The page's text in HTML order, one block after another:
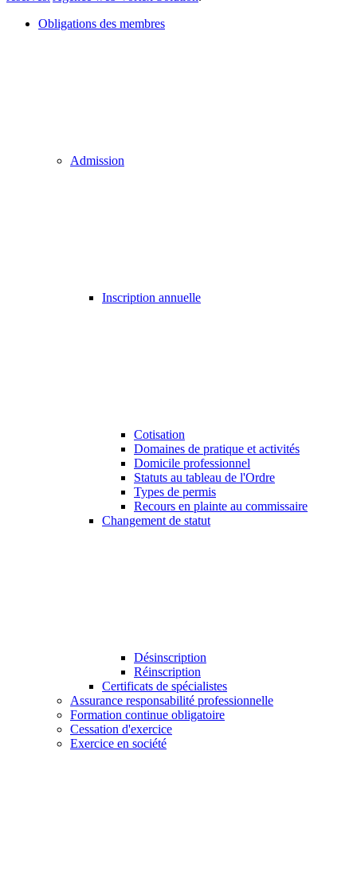
Obligations des membres
Admission
Inscription annuelle
Cotisation
Domaines de pratique et activités
Domicile professionnel
Statuts au tableau de l'Ordre
Types de permis
Recours en plainte au commissaire
Changement de statut
Désinscription
Réinscription
Certificats de spécialistes
Assurance responsabilité professionnelle
Formation continue obligatoire
Cessation d'exercice
Exercice en société